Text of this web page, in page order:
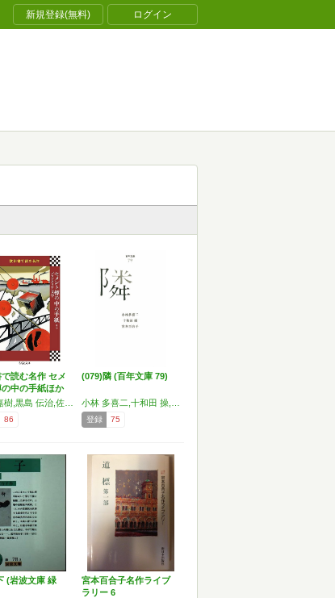
新規登録(無料) ログイン
読む名作 セメ
の中の手紙ほか
86
(079)隣 (百年文庫 79)
登録 75
(岩波文庫 緑
宮本百合子名作ライブ
ラリー 6